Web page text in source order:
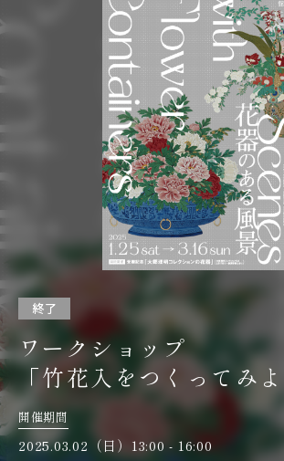
終了
ワークショップ
「竹花入をつくってみよ
開催期間
2025.03.02（日）13:00 - 16:00